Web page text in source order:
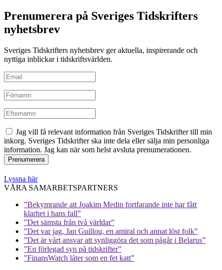
Prenumerera på Sveriges Tidskrifters
nyhetsbrev
Sveriges Tidskrifters nyhetsbrev ger aktuella, inspirerande och
nyttiga inblickar i tidskriftsvärlden.
Jag vill få relevant information från Sveriges Tidskrifter till min
inkorg. Sveriges Tidskrifter ska inte dela eller sälja min personliga
information. Jag kan när som helst avsluta prenumerationen.
Lyssna här
VÅRA SAMARBETSPARTNERS
”Bekymrande att Joakim Medin fortfarande inte har fått
klarhet i hans fall”
”Det sämsta från två världar”
”Det var jag, Jan Guillou, en amiral och annat löst folk”
”Det är vårt ansvar att synliggöra det som pågår i Belarus”
”En förlegad syn på tidskrifter”
”FinansWatch låter som en fet katt”